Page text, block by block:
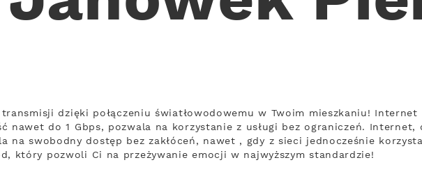
transmisji dzięki połączeniu światłowodowemu w Twoim mieszkaniu! Internet
nawet do 1 Gbps, pozwala na korzystanie z usługi bez ograniczeń. Internet,
na swobodny dostęp bez zakłóceń, nawet , gdy z sieci jednocześnie
który pozwoli Ci na przeżywanie emocji w najwyższym standardzie!